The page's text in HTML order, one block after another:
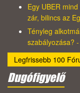
Egy UBER
zár, bilincs az
Tényleg
szabályozása?
Legfrissebb 100
Dugófigyelő